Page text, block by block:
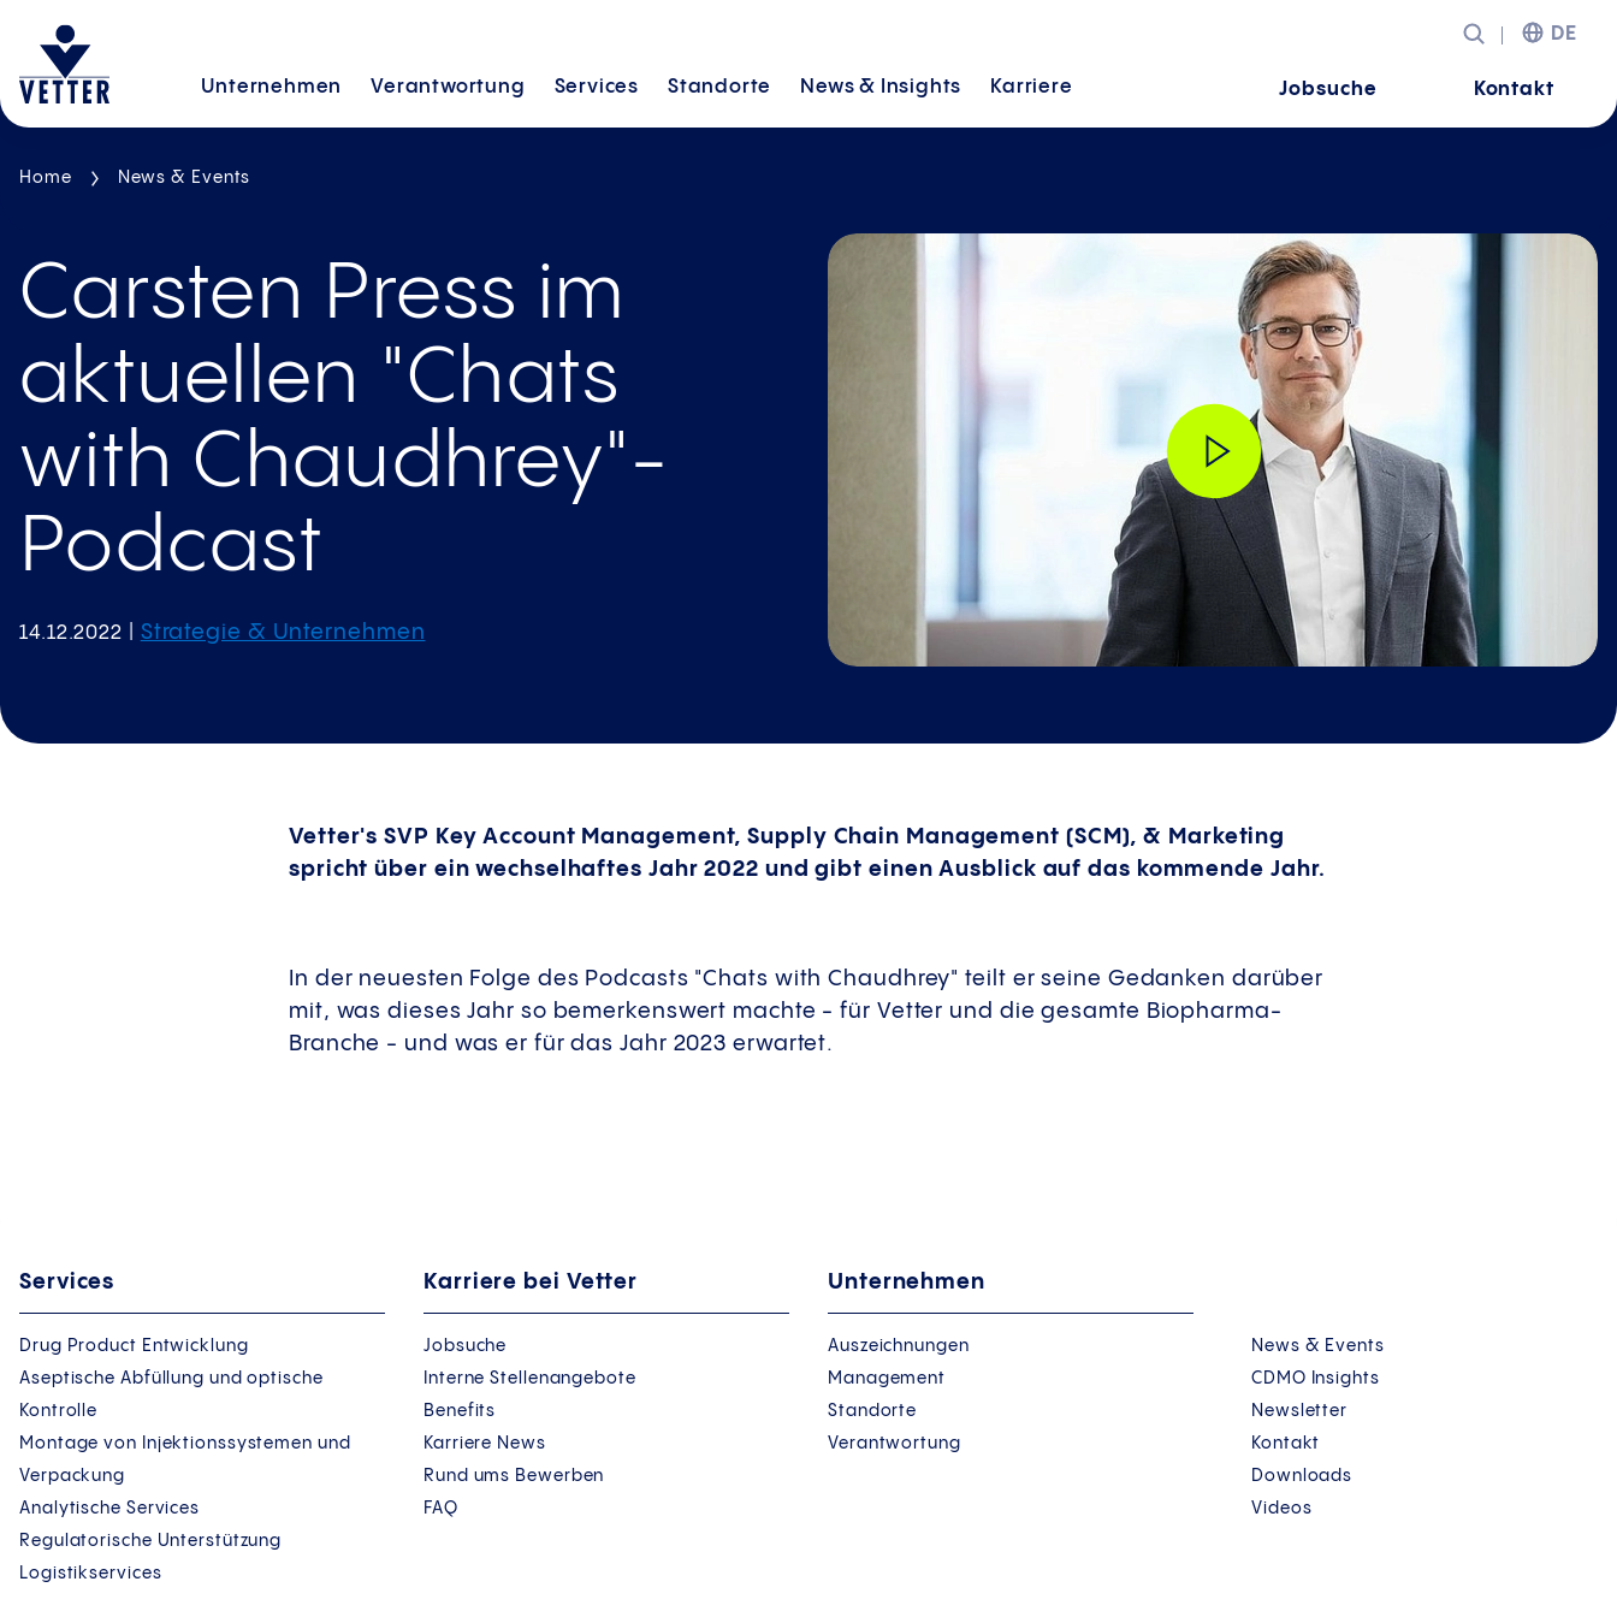
Unternehmen Verantwortung Services Standorte News & Insights Karriere
DE
Jobsuche Kontakt
Home News & Events
Carsten Press im
aktuellen "Chats
with Chaudhrey"-
Podcast
14.12.2022 Strategie & Unternehmen
Vetter's SVP Key Account Management, Supply Chain Management (SCM), & Marketing
spricht über ein wechselhaftes Jahr 2022 und gibt einen Ausblick auf das kommende Jahr.
In der neuesten Folge des Podcasts "Chats with Chaudhrey" teilt er seine Gedanken darüber
mit, was dieses Jahr so bemerkenswert machte - für Vetter und die gesamte Biopharma-
Branche - und was er für das Jahr 2023 erwartet.
Services
Drug Product Entwicklung
Aseptische Abfüllung und optische
Kontrolle
Montage von Injektionssystemen und
Verpackung
Analytische Services
Regulatorische Unterstützung
Logistikservices
Karriere bei Vetter
Jobsuche
Interne Stellenangebote
Benefits
Karriere News
Rund ums Bewerben
FAQ
Unternehmen
Auszeichnungen
Management
Standorte
Verantwortung
News & Events
CDMO Insights
Newsletter
Kontakt
Downloads
Videos